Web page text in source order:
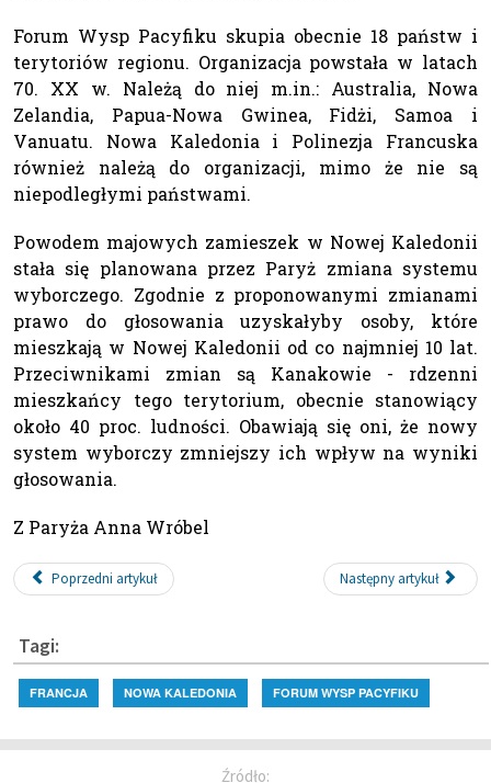
Forum Wysp Pacyfiku skupia obecnie 18 państw i
terytoriów regionu. Organizacja powstała w latach
70. XX w. Należą do niej m.in.: Australia, Nowa
Zelandia, Papua-Nowa Gwinea, Fidżi, Samoa i
Vanuatu. Nowa Kaledonia i Polinezja Francuska
również należą do organizacji, mimo że nie są
niepodległymi państwami.
Powodem majowych zamieszek w Nowej Kaledonii
stała się planowana przez Paryż zmiana systemu
wyborczego. Zgodnie z proponowanymi zmianami
prawo do głosowania uzyskałyby osoby, które
mieszkają w Nowej Kaledonii od co najmniej 10 lat.
Przeciwnikami zmian są Kanakowie - rdzenni
mieszkańcy tego terytorium, obecnie stanowiący
około 40 proc. ludności. Obawiają się oni, że nowy
system wyborczy zmniejszy ich wpływ na wyniki
głosowania.
Z Paryża Anna Wróbel
Poprzedni artykuł Następny artykuł
Tagi:
FRANCJA NOWA KALEDONIA FORUM WYSP PACYFIKU
Źródło: